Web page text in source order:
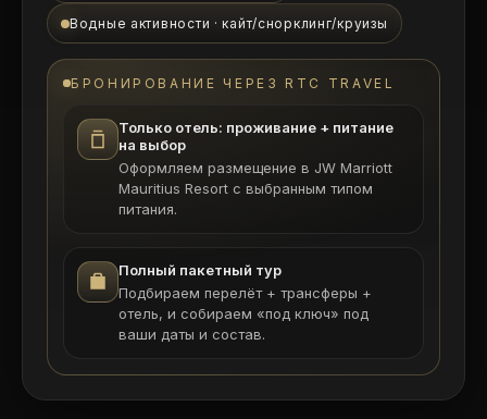
БРОНИРОВАНИЕ ЧЕРЕЗ RTC TRAVEL
Только отель: проживание + питание
на выбор
Оформляем размещение в JW Marriott
Mauritius Resort с выбранным типом
питания.
Полный пакетный тур
Подбираем перелёт + трансферы +
отель, и собираем «под ключ» под
ваши даты и состав.
Водные активности · кайт/снорклинг/круизы